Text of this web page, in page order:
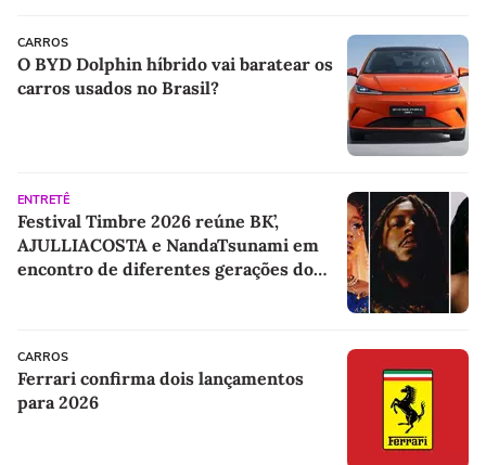
CARROS
O BYD Dolphin híbrido vai baratear os
carros usados no Brasil?
ENTRETÊ
Festival Timbre 2026 reúne BK’,
AJULLIACOSTA e NandaTsunami em
encontro de diferentes gerações do
CARROS
Ferrari confirma dois lançamentos
para 2026